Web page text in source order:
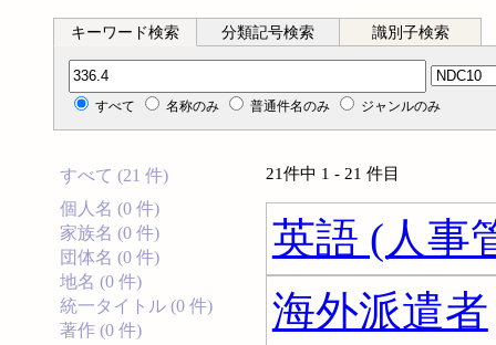
キーワード検索 分類記号検索 識別子検索
分類記号検索
すべて 名称のみ 普通件名のみ ジャンルのみ
すべて (21 件)
個人名 (0 件)
家族名 (0 件)
団体名 (0 件)
地名 (0 件)
統一タイトル (0 件)
著作 (0 件)
21件中 1 - 21 件目
英語 (人事
海外派遣者